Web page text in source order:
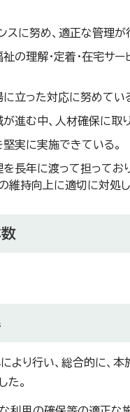
スに努め、適正な管理が
の理解・定着・在宅サ
立った対応に努めてい
進む中、人材確保に取
実に実施できている。
長年に渡って担ってお
維持向上に適切に対処し
より行い、総合的に、
た。